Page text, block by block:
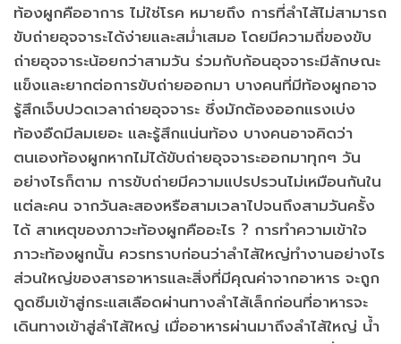
ท้องผูกคืออาการ ไม่ใช่โรค หมายถึง การที่ลำไส้ไม่สามารถ
ขับถ่ายอุจจาระได้ง่ายและสม่ำเสมอ โดยมีความถี่ของขับ
ถ่ายอุจจาระน้อยกว่าสามวัน ร่วมกับก้อนอุจจาระมีลักษณะ
แข็งและยากต่อการขับถ่ายออกมา บางคนที่มีท้องผูกอาจ
รู้สึกเจ็บปวดเวลาถ่ายอุจจาระ ซึ่งมักต้องออกแรงเบ่ง
ท้องอืดมีลมเยอะ และรู้สึกแน่นท้อง บางคนอาจคิดว่า
ตนเองท้องผูกหากไม่ได้ขับถ่ายอุจจาระออกมาทุกๆ วัน
อย่างไรก็ตาม การขับถ่ายมีความแปรปรวนไม่เหมือนกันใน
แต่ละคน จากวันละสองหรือสามเวลาไปจนถึงสามวันครั้ง
ได้ สาเหตุของภาวะท้องผูกคืออะไร ? การทำความเข้าใจ
ภาวะท้องผูกนั้น ควรทราบก่อนว่าลำไส้ใหญ่ทำงานอย่างไร
ส่วนใหญ่ของสารอาหารและสิ่งที่มีคุณค่าจากอาหาร จะถูก
ดูดซึมเข้าสู่กระแสเลือดผ่านทางลำไส้เล็กก่อนที่อาหารจะ
เดินทางเข้าสู่ลำไส้ใหญ่ เมื่ออาหารผ่านมาถึงลำไส้ใหญ่ น้ำ